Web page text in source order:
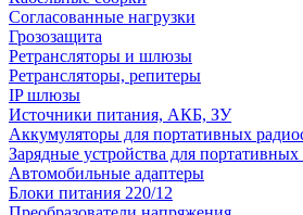
Согласованные нагрузки
Грозозащита
Ретрансляторы и шлюзы
Ретрансляторы, репитеры
IP шлюзы
Источники питания, АКБ, ЗУ
Аккумуляторы для портативных
Зарядные устройства для
Автомобильные адаптеры
Блоки питания 220/12